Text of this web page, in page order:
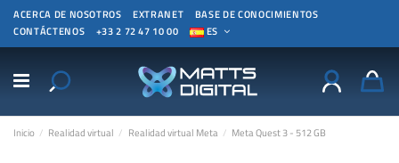
ACERCA DE NOSOTROS EXTRANET
BASE DE CONOCIMIENTOS
CONTÁCTENOS
+33 2 72 47 10 00 ES
Inicio Realidad virtual Realidad virtual Meta Meta Quest 3 - 512 GB